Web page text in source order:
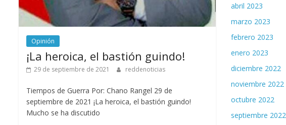
Opinión
¡La heroica, el bastión guindo!
29 de septiembre de 2021 reddenoticias
Tiempos de Guerra Por: Chano Rangel 29 de
septiembre de 2021 ¡La heroica, el bastión guindo!
Mucho se ha discutido
abril 2023
marzo 2023
febrero 2023
enero 2023
diciembre 2022
noviembre 2022
octubre 2022
septiembre 2022